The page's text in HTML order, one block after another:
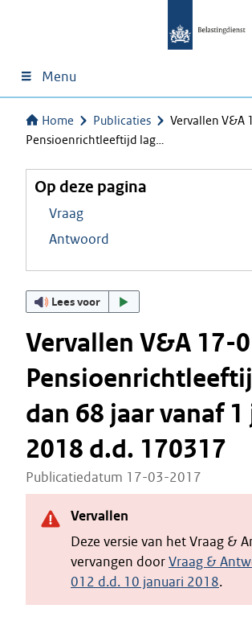
Menu
Home Publicaties
Vervallen V&A
Pensioenrichtleeftijd lag…
Op deze pagina
Vraag
Antwoord
Lees voor
Vervallen V&A 17-
dan 68 jaar vanaf
2018 d.d. 170317
Publicatiedatum 17-03-2017
Vervallen
Deze versie van het Vraag &
vervangen doorVraag &
012 d.d. 10 januari 2018.